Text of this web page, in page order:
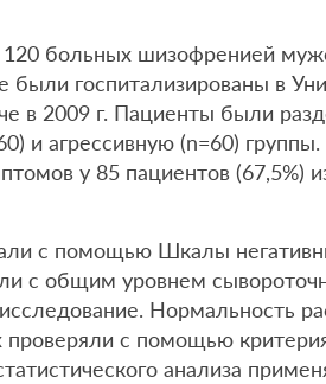
120 больных шизофренией
были госпитализированы в
в 2009 г. Пациенты были
и агрессивную (n=60)
у 85 пациентов (67,5%)
с помощью Шкалы
с общим уровнем
Нормальность
с помощью
анализа